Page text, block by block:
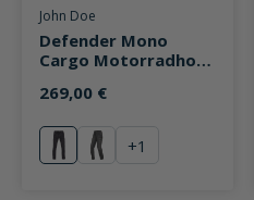
Durchschnittliche Bewertung
John Doe
Defender Mono
Cargo Motorradhose
269,00 €
schwarzanthrazit
+1